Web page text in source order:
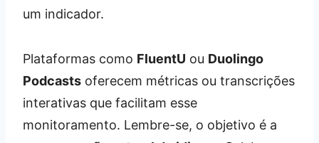
um indicador.
Plataformas como FluentU ou Duolingo
Podcasts oferecem métricas ou transcrições
interativas que facilitam esse
monitoramento. Lembre-se, o objetivo é a